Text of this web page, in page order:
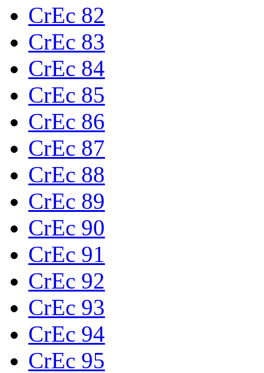
CrEc 82
CrEc 83
CrEc 84
CrEc 85
CrEc 86
CrEc 87
CrEc 88
CrEc 89
CrEc 90
CrEc 91
CrEc 92
CrEc 93
CrEc 94
CrEc 95